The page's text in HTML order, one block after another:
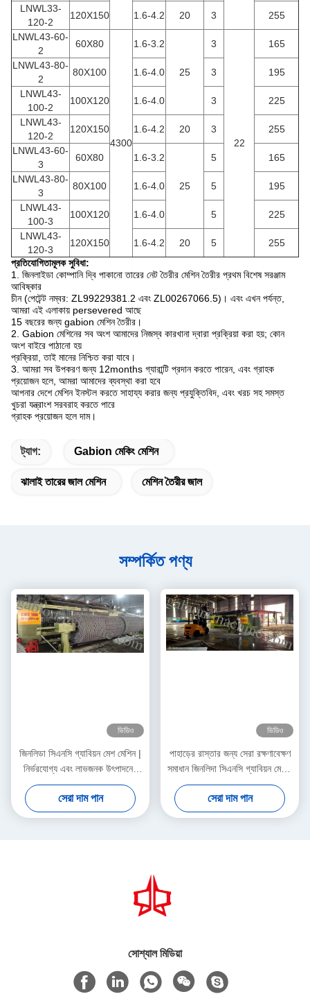
LNWL33-
120-2
120X150 1.6-4.2 20 3
255
LNWL43-60-
2
60X80
4300
1.6-3.2
25
3
22
165
LNWL43-80-
2
80X100 1.6-4.0 3
195
LNWL43-
100-2
100X120 1.6-4.0 3
225
LNWL43-
120-2
120X150 1.6-4.2 20 3
255
LNWL43-60-
3
60X80 1.6-3.2
25
5
165
LNWL43-80-
3
80X100 1.6-4.0 5
195
LNWL43-
100-3
100X120 1.6-4.0 5
225
LNWL43-
120-3
120X150 1.6-4.2 20 5
255
প্রতিযোগিতামূলক সুবিধা:
1. জিনলাইডা কোম্পানি দ্বি পাকানো তারের নেট তৈরীর মেশিন তৈরীর প্রথম বিশেষ সরঞ্জাম
আবিষ্কার
চীন (পেটেন্ট নম্বর: ZL99229381.2 এবং ZL00267066.5)। এবং এখন পর্যন্ত,
আমরা এই এলাকায় persevered আছে
15 বছরের জন্য gabion মেশিন তৈরীর।
2. Gabion মেশিনের সব অংশ আমাদের নিজস্ব কারখানা দ্বারা প্রক্রিয়া করা হয়; কোন
অংশ বাইরে পাঠানো হয়
প্রক্রিয়া, তাই মানের নিশ্চিত করা যাবে।
3. আমরা সব উপকরণ জন্য 12months গ্যারান্টি প্রদান করতে পারেন, এবং গ্রাহক
প্রয়োজন হলে, আমরা আমাদের ব্যবস্থা করা হবে
আপনার দেশে মেশিন ইনস্টল করতে সাহায্য করার জন্য প্রযুক্তিবিদ, এবং খরচ সহ সমস্ত
খুচরা যন্ত্রাংশ সরবরাহ করতে পারে
গ্রাহক প্রয়োজন হলে দাম।
ট্যাগ: Gabion মেকিং মেশিন
ঝালাই তারের জাল মেশিন মেশিন তৈরীর জাল
সম্পর্কিত পণ্য
ভিডিও
জিনলিডা সিএনসি গ্যাবিয়ন মেশ মেশিন |
নির্ভরযোগ্য এবং লাভজনক উৎপাদনের
জন্য নির্মিত
সেরা দাম পান
ভিডিও
পাহাড়ের রাস্তার জন্য সেরা রক্ষণাবেক্ষণ
সমাধান জিনলিদা সিএনসি গ্যাবিয়ন মেশিন
বিশ্বব্যাপী ঢাল সুরক্ষা প্রকল্পগুলিকে
সমর্থন করে
সেরা দাম পান
সোশ্যাল মিডিয়া